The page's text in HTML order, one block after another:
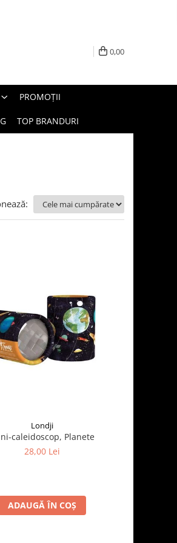
0,00
PROMOȚII
TOP BRANDURI
Londji
caleidoscop, Planete
28,00 Lei
ADAUGĂ ÎN COȘ